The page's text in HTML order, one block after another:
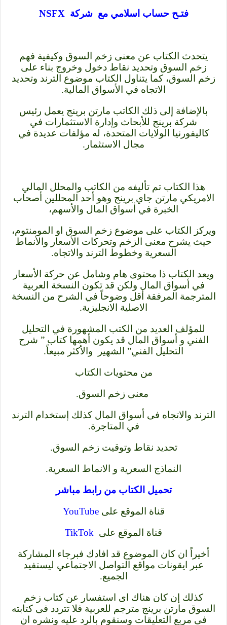
فتـح حساب اسلامي مع شركة NSFX
يتحدث الكتاب عن معنى زخم السوق وكيفية فهم
زخم السوق وتحديد نقاط دخول وخروج بناء على
زخم السوق، كما يتناول الكتاب موضوع الترند وتحديد
الاتجاه في الأسواق المالية.
بالإضافة إلى ذلك الكاتب مارتن برينج يعمل رئيس
شركة برينج للأبحاث وإدارة الاستثمارات في
كاليفورنيا الولايات المتحدة، له مؤلفات عديدة في
مجال الاستثمار.
هذا الكتاب تم تأليفه من الكاتب والمحلل المالي
الامريكي مارتن جاي برينج وهو أحد المحللين أصحاب
الخبرة في أسواق المال والأسهم،
ويركز الكتاب على موضوع زخم السوق او المومنتوم،
حيث يشرح معنى الزخم وتحركات الأسعار والأنماط
السعرية وخطوط الترند والاتجاه.
ويعد الكتاب ذا محتوى هام وشامل عن حركة الأسعار
في أسواق المال ولكن قد تكون النسخة العربية
المترجمة المرفقة أقل وضوحاً في الشرح من النسخة
الاصلية الانجليزية.
للمؤلف العديد من الكتب المشهورة في التحليل
الفني و أسواق المال قد يكون أهمها كتاب ” شرح
التحليل الفني” الشهير والأكثر مبيعاً.
من محتويات الكتاب
معنى زخم السوق.
الترند والاتجاه فى أسواق المال كذلك إستخدام الترند
في المتاجرة.
تحديد نقاط وتوقيت زخم السوق.
النماذج السعرية و الانماط السعرية.
تحميل الكتاب من رابط مباشر
قناة الموقع علىYouTube
قناة الموقع على TikTok
أخيراً ان كان الموضوع قد افادك فبرجاء المشاركة
عبر ايقونات مواقع التواصل الاجتماعي ليستفيد
الجميع.
كذلك إن كان هناك اى استفسار عن كتاب زخم
السوق مارتن برينج مترجم للعربية فلا تتردد فى كتابته
فى مربع التعليقات وسنقوم بالرد عليه ونشره ان